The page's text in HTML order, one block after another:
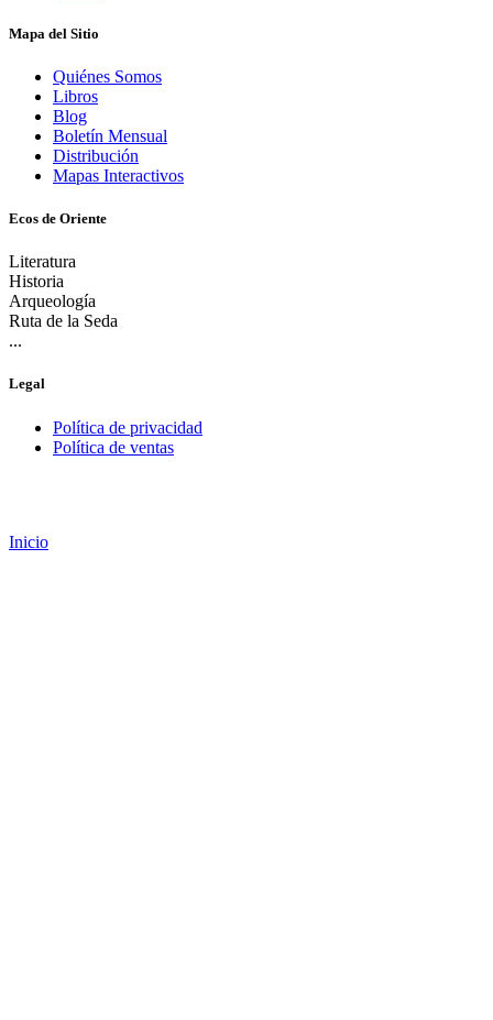
Mapa del Sitio
Quiénes Somos
Libros
Blog
Boletín Mensual
Distribución
Mapas Interactivos
Ecos de Oriente
Literatura
Historia
Arqueología
Ruta de la Seda
...
Legal
Política de privacidad
Política de ventas
Inicio